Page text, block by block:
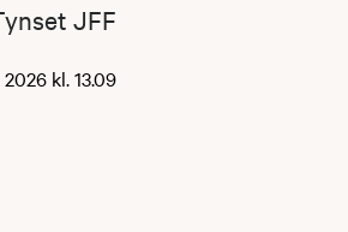
JFF
kl. 13.09